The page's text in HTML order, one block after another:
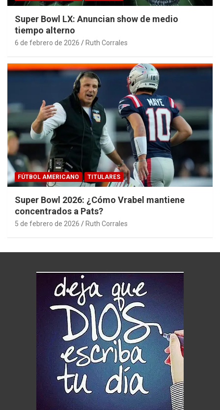
Super Bowl LX: Anuncian show de medio
tiempo alterno
6 de febrero de 2026 Ruth Corrales
FÚTBOL AMERICANO TITULARES
Super Bowl 2026: ¿Cómo Vrabel mantiene
concentrados a Pats?
5 de febrero de 2026 Ruth Corrales